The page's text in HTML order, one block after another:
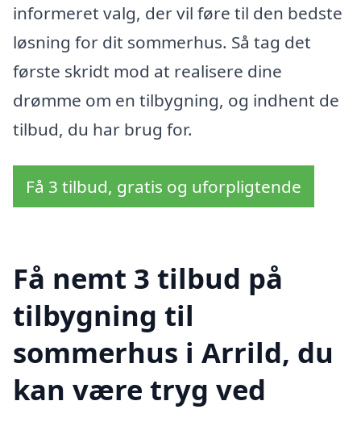
informeret valg, der vil føre til den bedste
løsning for dit sommerhus. Så tag det
første skridt mod at realisere dine
drømme om en tilbygning, og indhent de
tilbud, du har brug for.
Få 3 tilbud, gratis og uforpligtende
Få nemt 3 tilbud på
tilbygning til
sommerhus i Arrild, du
kan være tryg ved